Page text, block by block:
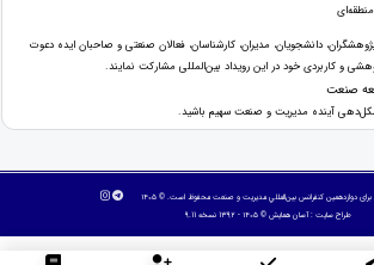
دانشجویان، مدیران، کارشناسان، فعالان صنعتی و صاحبان ایده دعوت
و کاربردی خود در این رویداد بین‌المللی مشارکت نمایند.
صنعت
شکل‌دهی آینده مدیریت و صنعت سهیم باشید.
دوازدهمین كنفرانس بين‌المللي مديريت و صنعت محفوظ است. © ۱۴۰۵
طراح سایت :آسان همایش © ۱۴۰۵ - 1392 نسخه 9.11